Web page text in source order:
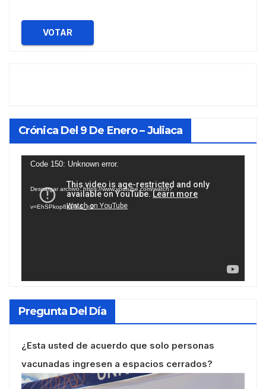
VOTAR
Crónica Del 9 De Enero – Juliaca
Reproductor
vídeo
Code 150: Unknown error.
Descargar archivo: https://www.youtube.com/watch?
v=EhSPkop8KPY&_=2
Pregunta Del Día
¿Esta usted de acuerdo que solo personas
vacunadas ingresen a espacios cerrados?